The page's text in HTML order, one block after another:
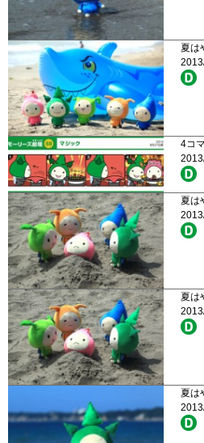
夏は
4コ
夏は
夏は
夏は